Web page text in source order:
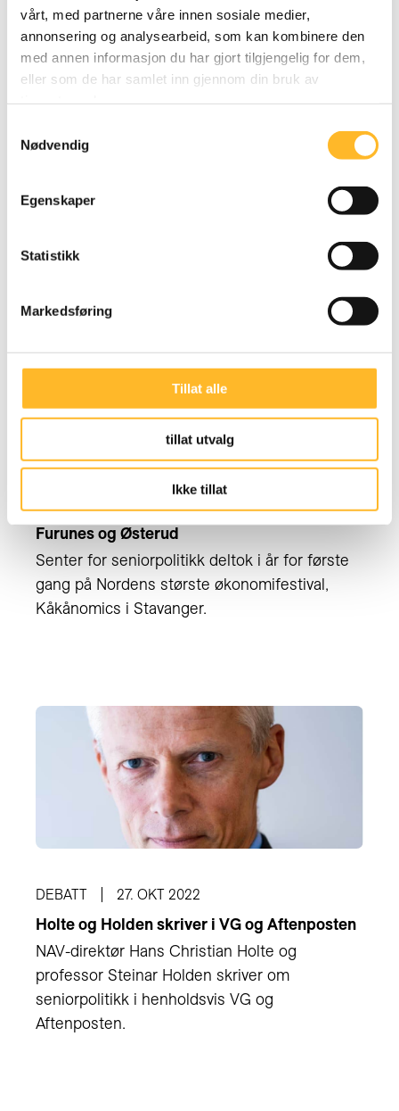
vårt, med partnerne våre innen sosiale medier,
annonsering og analysearbeid, som kan kombinere den
med annen informasjon du har gjort tilgjengelig for dem,
eller som de har samlet inn gjennom din bruk av
Nødvendig
Egenskaper
Statistikk
Markedsføring
Tillat alle
tillat utvalg
Ikke tillat
Olav Eikemo gjest i Frokostradioen
Norsk Seniorpolitisk barometer.
KÅKÅNOMICS I STAVANGER
Se film av debatten med Moene, Holmøy,
Furunes og Østerud
Senter for seniorpolitikk deltok i år for første
gang på Nordens største økonomifestival,
Kåkånomics i Stavanger.
DEBATT 27. OKT 2022
Holte og Holden skriver i VG og Aftenposten
NAV-direktør Hans Christian Holte og
professor Steinar Holden skriver om
seniorpolitikk i henholdsvis VG og
Aftenposten.